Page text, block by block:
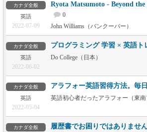
カナダ全般
英語
2022-07-09
Ryota Matsumoto - Beyond
0
John Williams（バンクーバー）
カナダ全般
英語
2022-06-02
プログラミング 学習 × 英語ト
Do College（日本）
カナダ全般
英語
2022-05-04
アラフォー英語習得方法。毎
英語初心者だったアラフォー（東南
カナダ全般 履歴書でお困りではありませ